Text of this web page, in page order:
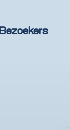
Bezoekers